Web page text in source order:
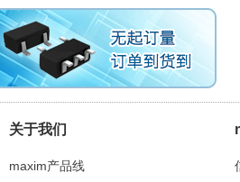
关于我们
maxim产品线